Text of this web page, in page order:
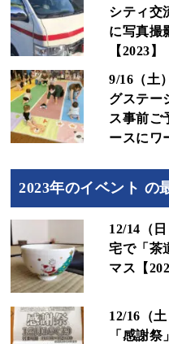
シティ交
に写真撮
【2023】
9/16（土
グステー
ス事前ご
ースにワ
2023年のイベント の
12/14（
宅で「茶
マス【
12/16（
「感謝